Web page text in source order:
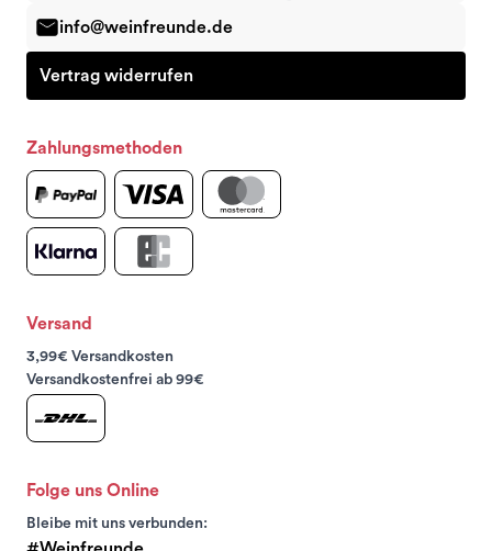
info@weinfreunde.de
Vertrag widerrufen
Zahlungsmethoden
Versand
3,99€ Versandkosten
Versandkostenfrei ab 99€
Folge uns Online
Bleibe mit uns verbunden: